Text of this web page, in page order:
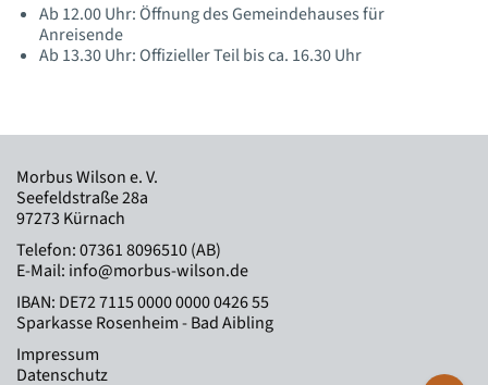
Ab 12.00 Uhr: Öffnung des Gemeindehauses für
Anreisende
Ab 13.30 Uhr: Offizieller Teil bis ca. 16.30 Uhr
Morbus Wilson e. V.
Seefeldstraße 28a
97273 Kürnach
Telefon:07361 8096510 (AB)
E-Mail: info@morbus-wilson.de
IBAN: DE72 7115 0000 0000 0426 55
Sparkasse Rosenheim - Bad Aibling
Impressum
Datenschutz